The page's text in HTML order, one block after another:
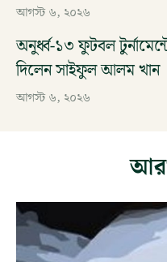
আগস্ট ৬, ২০২৬
অনুর্ধ্ব-১৩ ফুটবল
দিলেন সাইফুল আলম খান
আগস্ট ৬, ২০২৬